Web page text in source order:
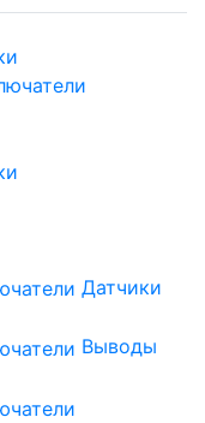
Датчики
Выводы